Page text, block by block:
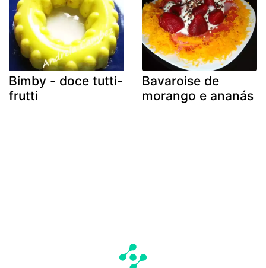
Bimby - doce tutti-
frutti
Bavaroise de
morango e ananás